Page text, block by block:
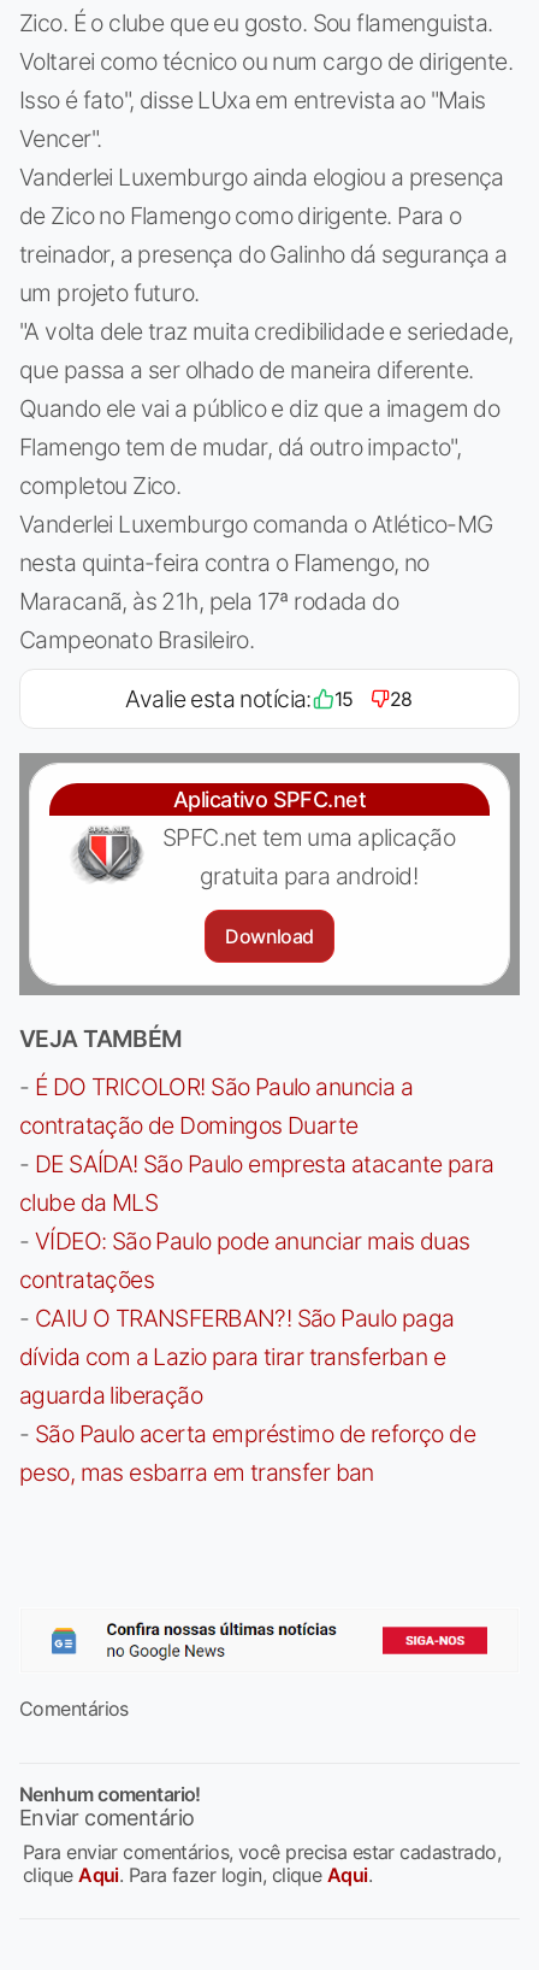
Zico. É o clube que eu gosto. Sou flamenguista.
Voltarei como técnico ou num cargo de dirigente.
Isso é fato", disse LUxa em entrevista ao "Mais
Vencer".
Vanderlei Luxemburgo ainda elogiou a presença
de Zico no Flamengo como dirigente. Para o
treinador, a presença do Galinho dá segurança a
um projeto futuro.
"A volta dele traz muita credibilidade e seriedade,
que passa a ser olhado de maneira diferente.
Quando ele vai a público e diz que a imagem do
Flamengo tem de mudar, dá outro impacto",
completou Zico.
Vanderlei Luxemburgo comanda o Atlético-MG
nesta quinta-feira contra o Flamengo, no
Maracanã, às 21h, pela 17ª rodada do
Campeonato Brasileiro.
Avalie esta notícia: 15 28
Aplicativo SPFC.net
SPFC.net tem uma aplicação
gratuita para android!
Download
VEJA TAMBÉM
- É DO TRICOLOR! São Paulo anuncia a
contratação de Domingos Duarte
- DE SAÍDA! São Paulo empresta atacante para
clube da MLS
- VÍDEO: São Paulo pode anunciar mais duas
contratações
- CAIU O TRANSFERBAN?! São Paulo paga
dívida com a Lazio para tirar transferban e
aguarda liberação
- São Paulo acerta empréstimo de reforço de
peso, mas esbarra em transfer ban
Comentários
Nenhum comentario!
Enviar comentário
Para enviar comentários, você precisa estar cadastrado,
cliqueAqui. Para fazer login, clique Aqui.